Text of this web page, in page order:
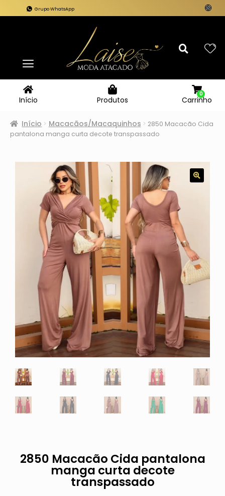
Grupo WhatsApp
Início Produtos Carrinho
0
Início Macacãos/Macaquinhos
2850 Macacão Cida
pantalona manga curta decote transpassado
2850 Macacão Cida pantalona
manga curta decote
transpassado